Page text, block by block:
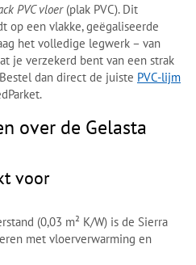
PVC vloer(plak PVC). Dit
op een vlakke, geëgaliseerde
het volledige legwerk – van
je verzekerd bent van een strak
dan direct de juiste PVC-lijm
over de Gelasta
voor
(0,03 m² K/W) is de Sierra
met vloerverwarming en